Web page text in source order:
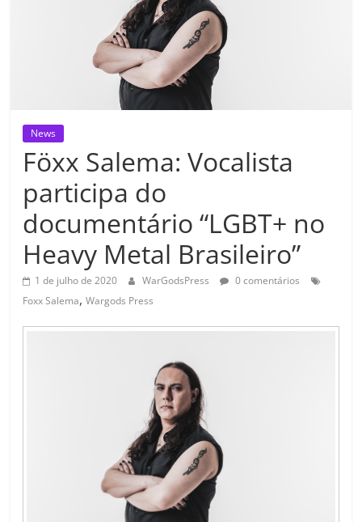
News
Föxx Salema: Vocalista
participa do
documentário “LGBT+ no
Heavy Metal Brasileiro”
1 de julho de 2020 WarGodsPress
0 comentários
Foxx Salema,Wargods Press